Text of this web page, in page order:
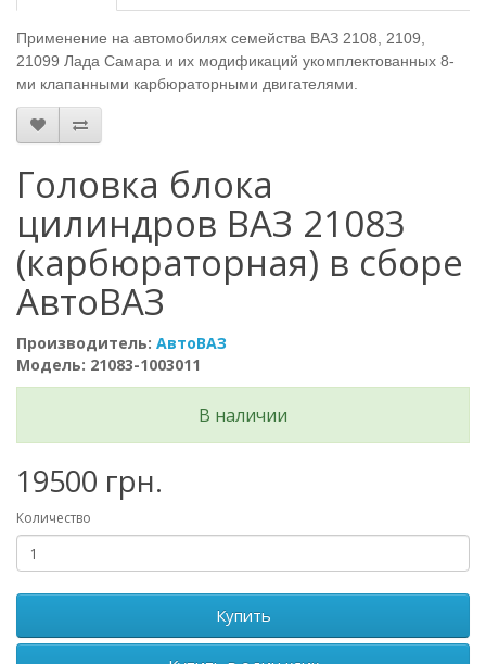
Применение на автомобилях семейства ВАЗ 2108, 2109,
21099 Лада Самара и их модификаций укомплектованных 8-
ми клапанными карбюраторными двигателями.
Головка блока
цилиндров ВАЗ 21083
(карбюраторная) в сборе
АвтоВАЗ
Производитель: АвтоВАЗ
Модель: 21083-1003011
В наличии
19500 грн.
Количество
Купить